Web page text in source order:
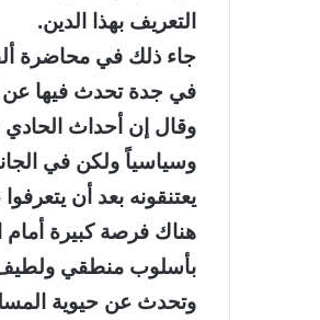
التعريف بهذا الدين.
جاء ذلك في محاضرة
في جدة تحدث فيها عن
وقال إن أحداث
وسياسياً ولكن في
يعتنقونه بعد أن
هناك فرصة كبيرة أمام
بأسلوب منطقي
وتحدث عن حيوية